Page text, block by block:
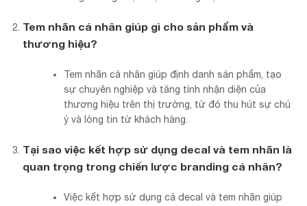
Tem nhãn cá nhân giúp gì cho sản phẩm và
thương hiệu?
Tem nhãn cá nhân giúp định danh sản phẩm, tạo
sự chuyên nghiệp và tăng tính nhận diện của
thương hiệu trên thị trường, từ đó thu hút sự chú
ý và lòng tin từ khách hàng.
Tại sao việc kết hợp sử dụng decal và tem nhãn là
quan trọng trong chiến lược branding cá nhân?
Việc kết hợp sử dụng cả decal và tem nhãn giúp